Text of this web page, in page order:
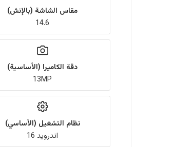
مقاس الشاشة (بالإنش)
14.6
دقة الكاميرا (الأساسية)
13MP
نظام التشغيل (الأساسي)
اندرويد 16